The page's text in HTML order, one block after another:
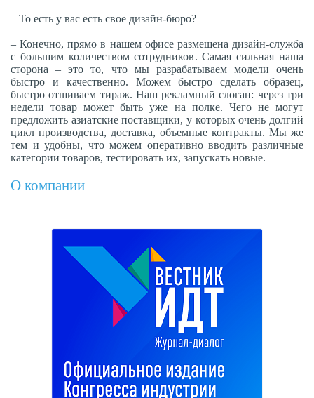
– То есть у вас есть свое дизайн-бюро?
– Конечно, прямо в нашем офисе размещена дизайн-служба
с большим количеством сотрудников. Самая сильная наша
сторона – это то, что мы разрабатываем модели очень
быстро и качественно. Можем быстро сделать образец,
быстро отшиваем тираж. Наш рекламный слоган: через три
недели товар может быть уже на полке. Чего не могут
предложить азиатские поставщики, у которых очень долгий
цикл производства, доставка, объемные контракты. Мы же
тем и удобны, что можем оперативно вводить различные
категории товаров, тестировать их, запускать новые.
О компании